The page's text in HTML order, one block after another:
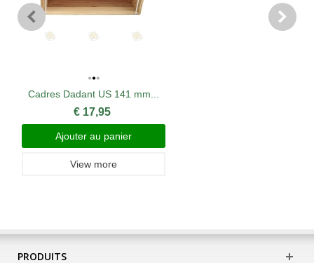
Cadres Dadant US 141 mm...
€ 17,95
Ajouter au panier
View more
PRODUITS